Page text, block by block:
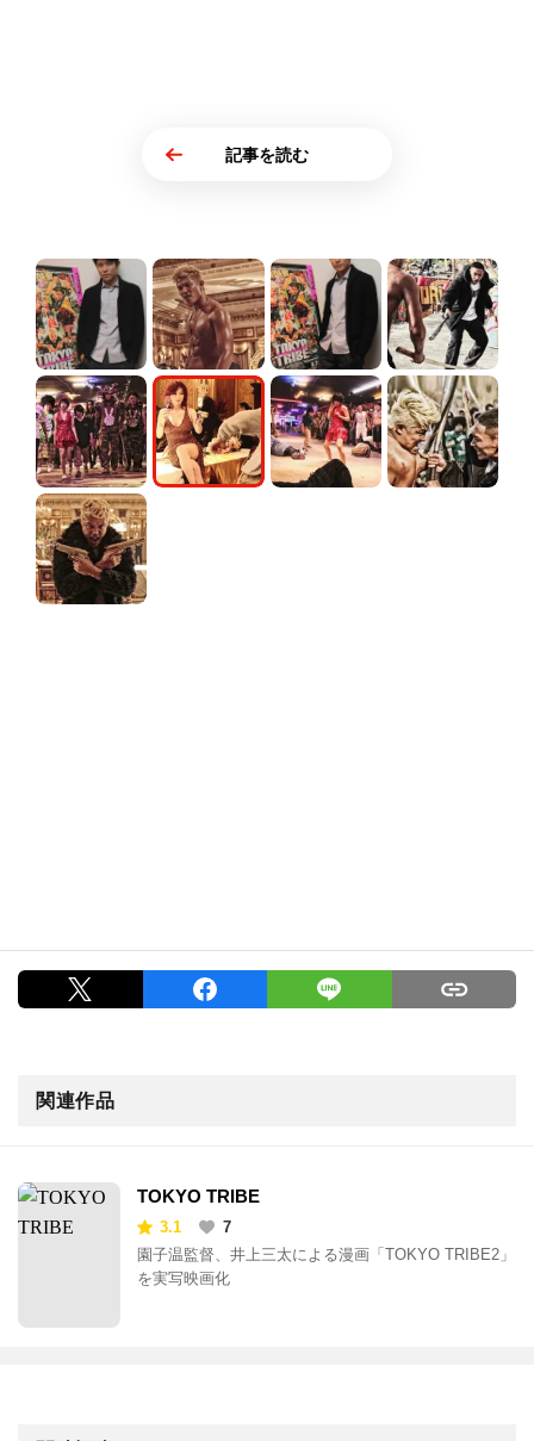
記事を読む
関連作品
TOKYO TRIBE
3.1
7
園子温監督、井上三太による漫画「TOKYO TRIBE2」
を実写映画化